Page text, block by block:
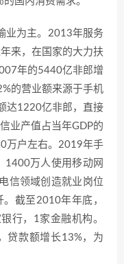
业为主。2013年服务
来，在国家的大力扶
年的5440亿非郎增
的营业额来源于手机
达1220亿非郎，直接
业产值占当年GDP的
万户左右。2019年手
1400万人使用移动网
信领域创造就业岗位
截至2010年年底，
行，1家金融机构。
贷款额增长13%，为